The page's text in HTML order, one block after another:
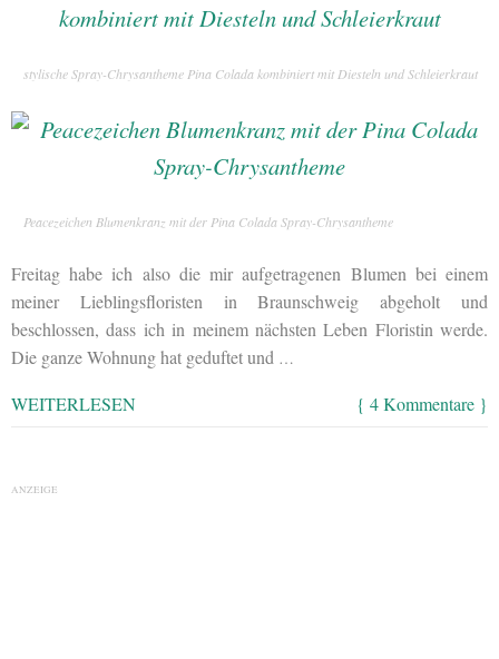
stylische Spray-Chrysantheme Pina Colada kombiniert mit Diesteln und Schleierkraut
Peacezeichen Blumenkranz mit der Pina Colada Spray-Chrysantheme
Freitag habe ich also die mir aufgetragenen Blumen bei einem
meiner Lieblingsfloristen in Braunschweig abgeholt und
beschlossen, dass ich in meinem nächsten Leben Floristin werde.
Die ganze Wohnung hat geduftet und …
WEITERLESEN { 4 Kommentare }
ANZEIGE